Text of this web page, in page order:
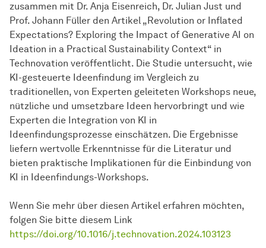
zusammen mit Dr. Anja Eisenreich, Dr. Julian Just und
Prof. Johann Füller den Artikel „Revolution or Inflated
Expectations? Exploring the Impact of Generative AI on
Ideation in a Practical Sustainability Context“ in
Technovation veröffentlicht. Die Studie untersucht, wie
KI-gesteuerte Ideenfindung im Vergleich zu
traditionellen, von Experten geleiteten Workshops neue,
nützliche und umsetzbare Ideen hervorbringt und wie
Experten die Integration von KI in
Ideenfindungsprozesse einschätzen. Die Ergebnisse
liefern wertvolle Erkenntnisse für die Literatur und
bieten praktische Implikationen für die Einbindung von
KI in Ideenfindungs-Workshops.
Wenn Sie mehr über diesen Artikel erfahren möchten,
folgen Sie bitte diesem Link
https://doi.org/10.1016/j.technovation.2024.103123